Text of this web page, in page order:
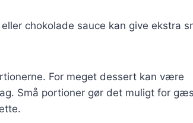
chokolade sauce kan give ekstra
For meget dessert kan være
Små portioner gør det muligt for